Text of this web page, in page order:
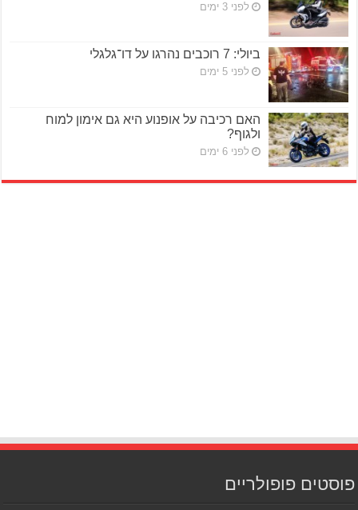
לפני 3 ימים
ביולי: 7 רוכבים נהרגו על דו־גלגלי
לפני 5 ימים
האם רכיבה על אופנוע היא גם אימון למוח
ולגוף?
לפני 6 ימים
פוסטים פופולריים